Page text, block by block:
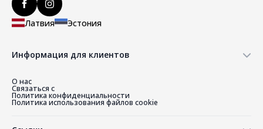
Латвия Эстония
Информация для клиентов
О нас
Связаться с
Политика конфиденциальности
Политика использования файлов cookie